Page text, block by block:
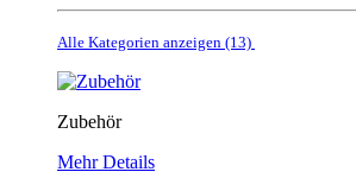
Alle Kategorien anzeigen (13)
Zubehör
Mehr Details